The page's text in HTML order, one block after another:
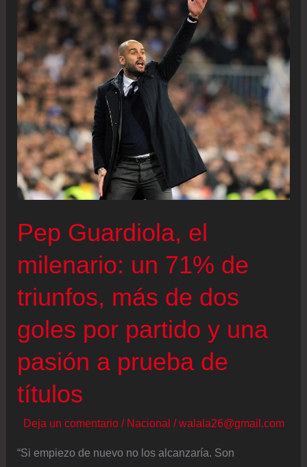
pidiendo
la
Premier
tras
empatar
con
el
Liverpool
Pep Guardiola, el
milenario: un 71% de
triunfos, más de dos
goles por partido y una
pasión a prueba de
títulos
Deja un comentario / Nacional /walala26@gmail.com
“Si empiezo de nuevo no los alcanzaría. Son